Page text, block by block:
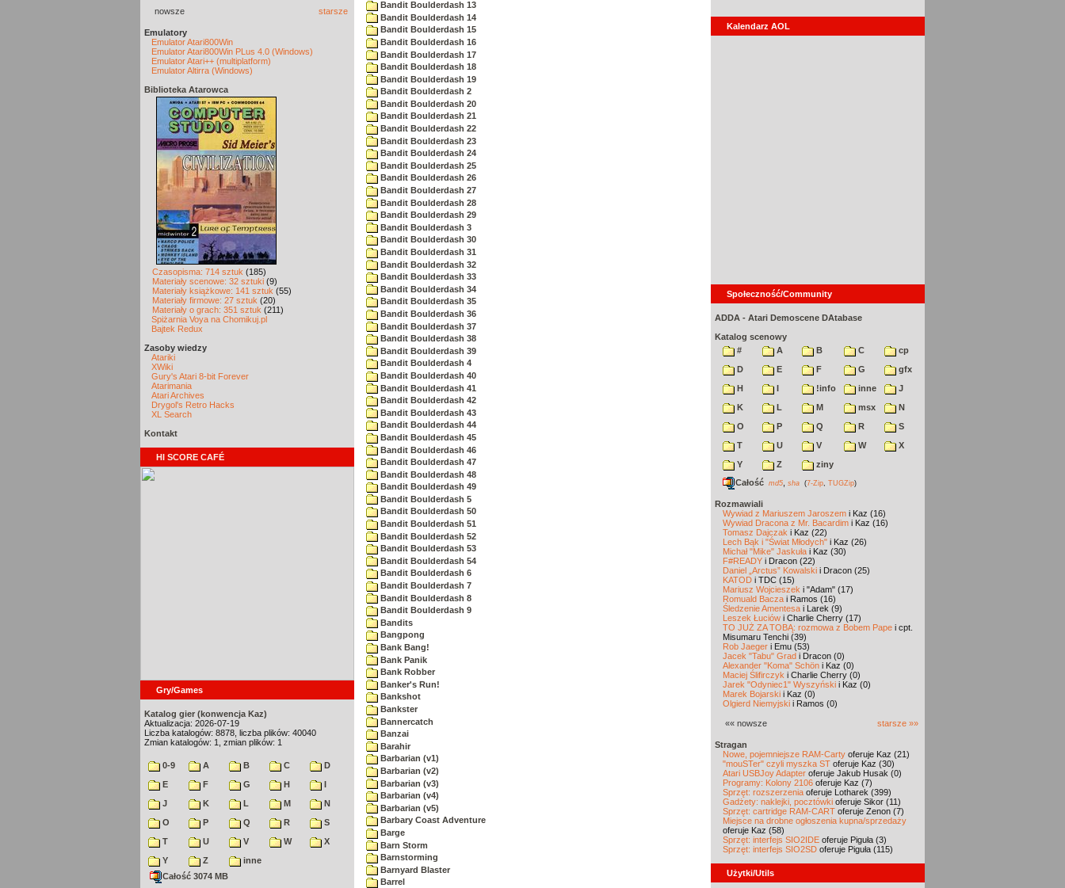
nowsze starsze
Emulatory
Emulator Atari800Win
Emulator Atari800Win PLus 4.0 (Windows)
Emulator Atari++ (multiplatform)
Emulator Altirra (Windows)
Biblioteka Atarowca
Czasopisma: 714 sztuk (185)
Materiały scenowe: 32 sztuki (9)
Materiały książkowe: 141 sztuk (55)
Materiały firmowe: 27 sztuk (20)
Materiały o grach: 351 sztuk (211)
Spiżarnia Voya na Chomikuj.pl
Bajtek Redux
Zasoby wiedzy
Atariki
XWiki
Gury's Atari 8-bit Forever
Atarimania
Atari Archives
Drygol's Retro Hacks
XL Search
Kontakt
HI SCORE CAFÉ
Gry/Games
Katalog gier (konwencja Kaz)
Aktualizacja: 2026-07-19
Liczba katalogów: 8878, liczba plików: 40040
Zmian katalogów: 1, zmian plików: 1
0-9 A B C
D
E
F G H
I
J
K L M
N
O
P Q R
S
T
U V W
X
Y
Z
inne
Całość 3074 MB
Bandit Boulderdash 13
Bandit Boulderdash 14
Bandit Boulderdash 15
Bandit Boulderdash 16
Bandit Boulderdash 17
Bandit Boulderdash 18
Bandit Boulderdash 19
Bandit Boulderdash 2
Bandit Boulderdash 20
Bandit Boulderdash 21
Bandit Boulderdash 22
Bandit Boulderdash 23
Bandit Boulderdash 24
Bandit Boulderdash 25
Bandit Boulderdash 26
Bandit Boulderdash 27
Bandit Boulderdash 28
Bandit Boulderdash 29
Bandit Boulderdash 3
Bandit Boulderdash 30
Bandit Boulderdash 31
Bandit Boulderdash 32
Bandit Boulderdash 33
Bandit Boulderdash 34
Bandit Boulderdash 35
Bandit Boulderdash 36
Bandit Boulderdash 37
Bandit Boulderdash 38
Bandit Boulderdash 39
Bandit Boulderdash 4
Bandit Boulderdash 40
Bandit Boulderdash 41
Bandit Boulderdash 42
Bandit Boulderdash 43
Bandit Boulderdash 44
Bandit Boulderdash 45
Bandit Boulderdash 46
Bandit Boulderdash 47
Bandit Boulderdash 48
Bandit Boulderdash 49
Bandit Boulderdash 5
Bandit Boulderdash 50
Bandit Boulderdash 51
Bandit Boulderdash 52
Bandit Boulderdash 53
Bandit Boulderdash 54
Bandit Boulderdash 6
Bandit Boulderdash 7
Bandit Boulderdash 8
Bandit Boulderdash 9
Bandits
Bangpong
Bank Bang!
Bank Panik
Bank Robber
Banker's Run!
Bankshot
Bankster
Bannercatch
Banzai
Barahir
Barbarian (v1)
Barbarian (v2)
Barbarian (v3)
Barbarian (v4)
Barbarian (v5)
Barbary Coast Adventure
Barge
Barn Storm
Barnstorming
Barnyard Blaster
Barrel
Kalendarz AOL
Społeczność/Community
ADDA - Atari Demoscene DAtabase
Katalog scenowy
#
A B C
cp
D
E F G
gfx
H
I !info inne
J
K
L M msx
N
O
P Q R
S
T
U V W
X
Y
Z
ziny
Całość md5 sha (7-Zip TUGZip)
Rozmawiali
Wywiad z Mariuszem Jaroszem i Kaz (16)
Wywiad Dracona z Mr. Bacardim i Kaz (16)
Tomasz Dajczak i Kaz (22)
Lech Bąk i "Świat Młodych" i Kaz (26)
Michał "Mike" Jaskuła i Kaz (30)
F#READY i Dracon (22)
Daniel „Arctus” Kowalski i Dracon (25)
KATOD i TDC (15)
Mariusz Wojcieszek i "Adam" (17)
Romuald Bacza i Ramos (16)
Śledzenie Amentesa i Larek (9)
Leszek Łuciów i Charlie Cherry (17)
TO JUŻ ZA TOBĄ: rozmowa z Bobem Pape i cpt.
Misumaru Tenchi (39)
Rob Jaeger i Emu (53)
Jacek "Tabu" Grad i Dracon (0)
Alexander "Koma" Schön i Kaz (0)
Maciej Ślifirczyk i Charlie Cherry (0)
Jarek "Odyniec1" Wyszyński i Kaz (0)
Marek Bojarski i Kaz (0)
Olgierd Niemyjski i Ramos (0)
«« nowsze starsze »»
Stragan
Nowe, pojemniejsze RAM-Carty oferuje Kaz (21)
"mouSTer" czyli myszka ST oferuje Kaz (30)
Atari USBJoy Adapter oferuje Jakub Husak (0)
Programy: Kolony 2106 oferuje Kaz (7)
Sprzęt: rozszerzenia oferuje Lotharek (399)
Gadżety: naklejki, pocztówki oferuje Sikor (11)
Sprzęt: cartridge RAM-CART oferuje Zenon (7)
Miejsce na drobne ogłoszenia kupna/sprzedaży
oferuje Kaz (58)
Sprzęt: interfejs SIO2IDE oferuje Piguła (3)
Sprzęt: interfejs SIO2SD oferuje Piguła (115)
Użytki/Utils